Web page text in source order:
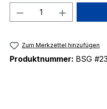
Produkt Anzahl:
Zum Merkzettel hinzufügen
Produktnummer: BSG